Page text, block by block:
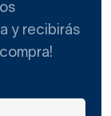
y recibirás